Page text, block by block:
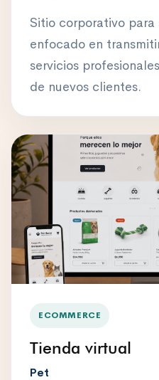
Sitio corporativo
enfocado en
servicios
de nuevos clientes.
ECOMMERCE
Tienda virtual
Pet